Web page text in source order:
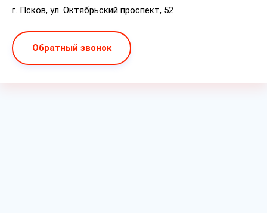
г. Псков, ул. Октябрьский проспект, 52
Обратный звонок